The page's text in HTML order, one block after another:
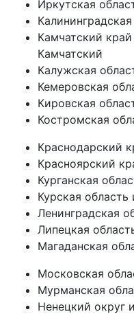
Иркутская
Камчатский
Камчатский
Калужская
Кемеровская
Кировская
Костромская
Краснодарский
Красноярский
Курганская
Курская область
Ленинградская
Липецкая
Магаданская
Московская
Мурманская
Ненецкий округ